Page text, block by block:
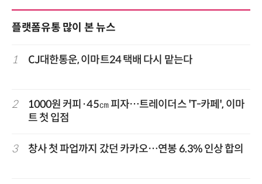
플랫폼유통 많이 본 뉴스
1 CJ대한통운, 이마트24 택배 다시 맡는다
2
1000원 커피·45㎝ 피자…트레이더스 'T-카페', 이마
트 첫 입점
3 창사 첫 파업까지 갔던 카카오…연봉 6.3% 인상 합의